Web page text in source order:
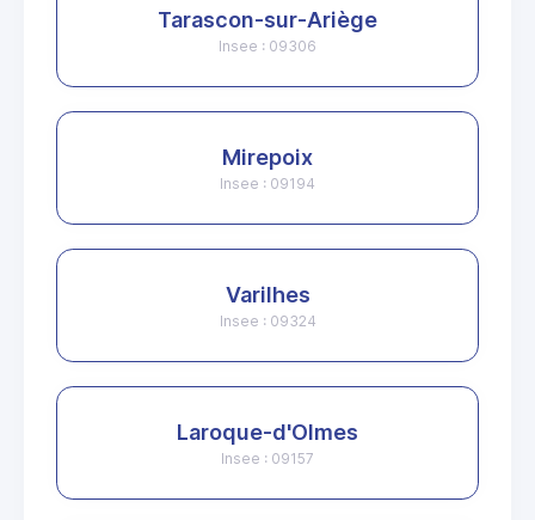
Tarascon-sur-Ariège
Insee : 09306
Mirepoix
Insee : 09194
Varilhes
Insee : 09324
Laroque-d'Olmes
Insee : 09157